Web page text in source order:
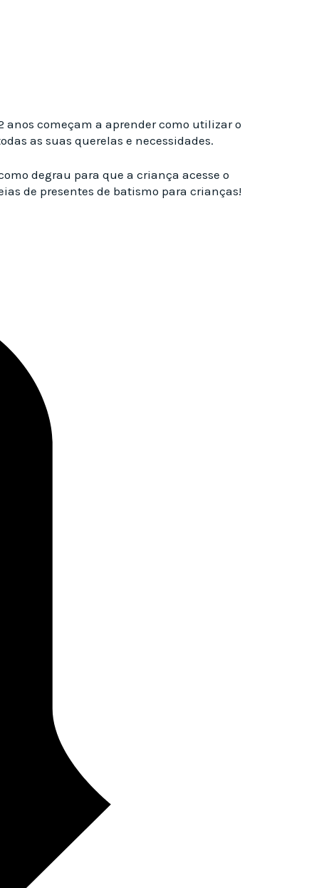
anos começam a aprender como utilizar o
as suas querelas e necessidades.
degrau para que a criança acesse o
de presentes de batismo para crianças!